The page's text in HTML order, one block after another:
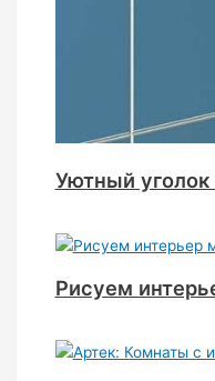
Уютный уголок
Рисуем